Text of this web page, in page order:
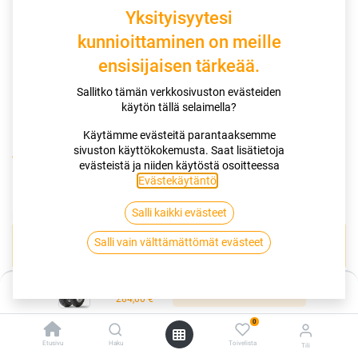
284,00€
Etusivu Haku
0
Toivelista Tili
Kauppa 130/90-16 67S DUNLOP D404 XL
130/90-16 67S DUNLOP D404 XL
Tuotekoodi:261677
Tällä tuotteella ei ole kelvollista yhdistelmää.
Yksityisyytesi
kunnioittaminen on meille
ensisijaisen tärkeää.
Sallitko tämän verkkosivuston evästeiden
käytön tällä selaimella?
Käytämme evästeitä parantaaksemme
sivuston käyttökokemusta. Saat lisätietoja
evästeistä ja niiden käytöstä osoitteessa
Evästekäytäntö
Salli kaikki evästeet
Salli vain välttämättömät evästeet